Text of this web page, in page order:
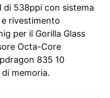
di 538ppi con sistema
rivestimento
per il Gorilla Glass
Octa-Core
835 10
memoria.